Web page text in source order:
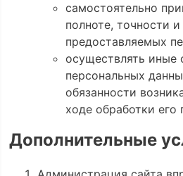
самостоятельно
полноте, точности
предоставляемых
осуществлять иные
персональных
обязанности
ходе обработки
Дополнительные